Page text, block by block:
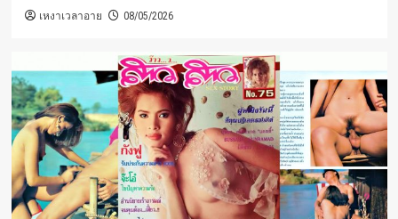
เหงาเวลาอาย 08/05/2026